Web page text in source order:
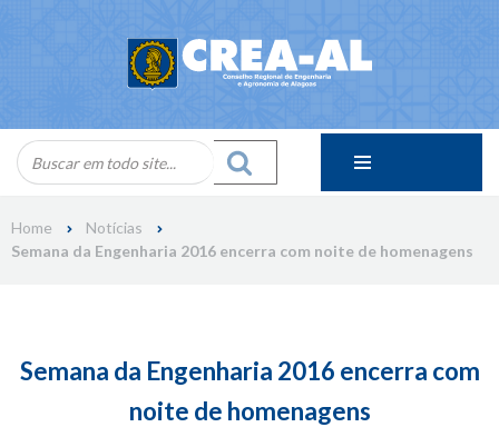
Home
Notícias
Semana da Engenharia 2016 encerra com noite de homenagens
Semana da Engenharia 2016 encerra com
noite de homenagens